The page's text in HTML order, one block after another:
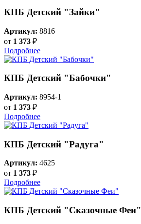
КПБ Детский "Зайки"
Артикул: 8816
от 1 373 ₽
Подробнее
КПБ Детский "Бабочки"
Артикул: 8954-1
от 1 373 ₽
Подробнее
КПБ Детский "Радуга"
Артикул: 4625
от 1 373 ₽
Подробнее
КПБ Детский "Сказочные Феи"